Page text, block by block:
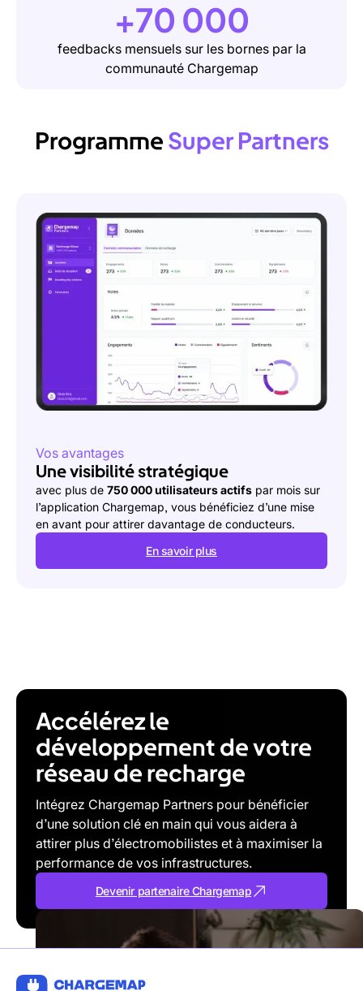
+70 000
feedbacks mensuels sur les bornes par la
communauté Chargemap
Programme Super Partners
Vos avantages
Une visibilité stratégique
avec plus de 750 000 utilisateurs actifs par mois sur
l’application Chargemap, vous bénéficiez d’une mise
en avant pour attirer davantage de conducteurs.
En savoir plus
Vos avantages
Chaque mois, plus de70 000 notessont déposées par
les utilisateurs, renforçant l’importance d’un service
Vos avantages
Le label Super Partner vous permet de vous distinguer
parmi les2000 réseaux compatiblesChargemap.
Accélérez le
développement de votre
réseau de recharge
Intégrez Chargemap Partners pour bénéficier
d’une solution clé en main qui vous aidera à
attirer plus d’électromobilistes et à maximiser la
performance de vos infrastructures.
Devenir partenaire Chargemap